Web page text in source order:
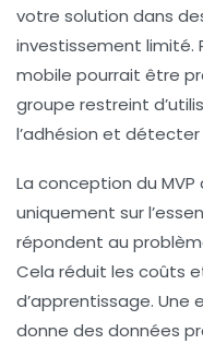
votre solution dans
investissement limité.
mobile pourrait être
groupe restreint
l’adhésion et
La conception du
uniquement sur
répondent au
Cela réduit les coûts
d’apprentissage. Une
donne des données